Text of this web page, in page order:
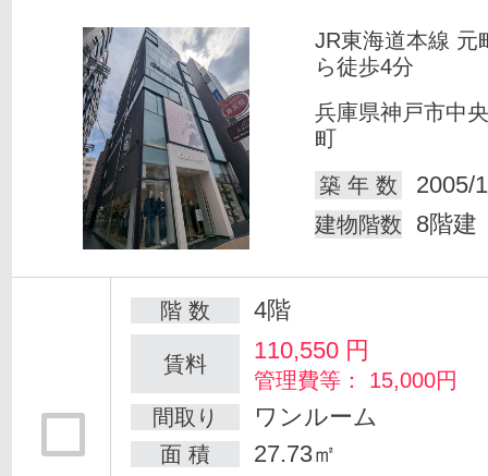
JR東海道本線 元
ら徒歩4分
兵庫県神戸市中
町
築 年 数
2005/
建物階数 8階建
階 数 4階
賃料 110,550 円
管理費等： 15,000円
間取り
ワンルーム
面 積 27.73㎡